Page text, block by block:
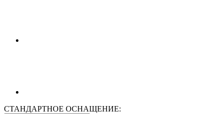
СТАНДАРТНОЕ ОСНАЩЕНИЕ: